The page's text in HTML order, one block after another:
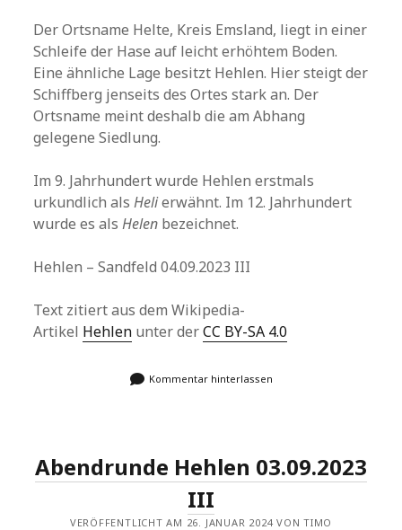
Der Ortsname Helte, Kreis Emsland, liegt in einer
Schleife der Hase auf leicht erhöhtem Boden.
Eine ähnliche Lage besitzt Hehlen. Hier steigt der
Schiffberg jenseits des Ortes stark an. Der
Ortsname meint deshalb die am Abhang
gelegene Siedlung.
Im 9. Jahrhundert wurde Hehlen erstmals
urkundlich alsHelierwähnt. Im 12. Jahrhundert
wurde es alsHelen bezeichnet.
Hehlen – Sandfeld 04.09.2023 III
Text zitiert aus dem Wikipedia-
Artikel Hehlen unter derCC BY-SA 4.0
Kommentar hinterlassen
Abendrunde Hehlen 03.09.2023
III
VERÖFFENTLICHT AM 26. JANUAR 2024 VON TIMO